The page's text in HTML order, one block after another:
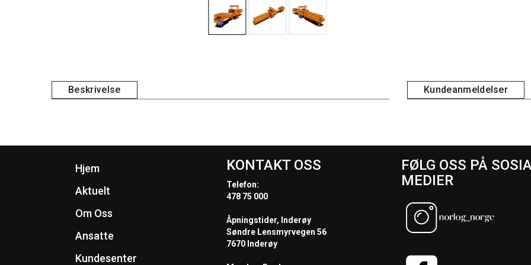
Beskrivelse Kundeanmeldelser
Hjem
Aktuelt
Om Oss
Ansatte
Kundesenter
KONTAKT OSS
Telefon:
478 75 000
Åpningstider, Inderøy
Søndre Lensmyrvegen 56
7670 Inderøy
FØLG OSS PÅ
MEDIER